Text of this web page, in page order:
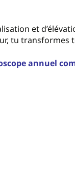
et
tu transformes
annuel